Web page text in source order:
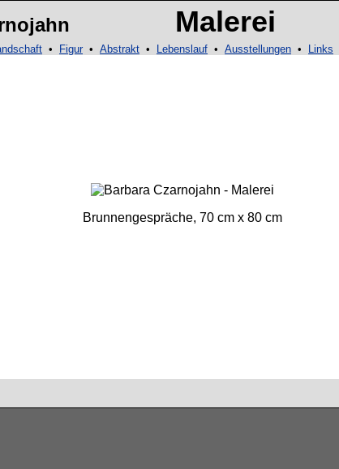
Malerei
• Figur • Abstrakt • Lebenslauf • Ausstellungen • Links
Brunnengespräche, 70 cm x 80 cm